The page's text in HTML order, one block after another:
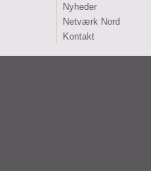
Nyheder
Netværk Nord
Kontakt